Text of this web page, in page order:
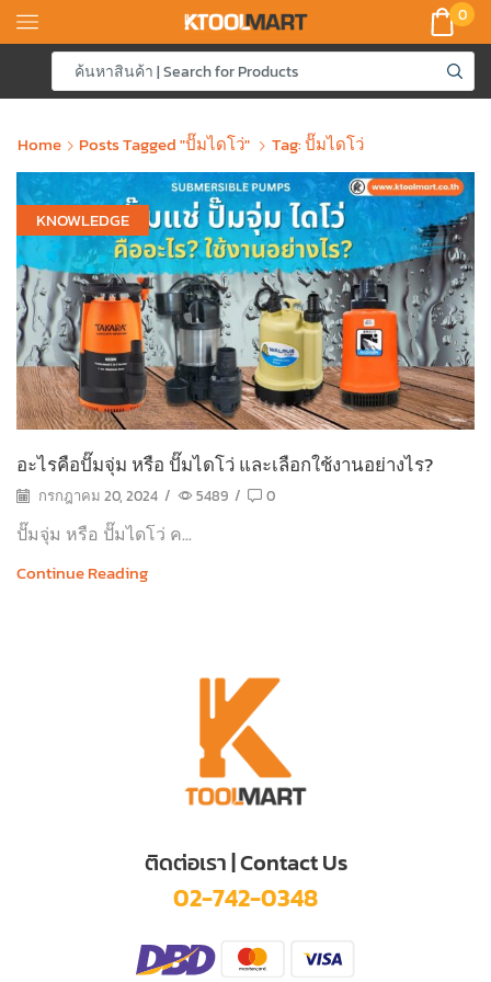
0
Home Posts Tagged "ปั๊มไดโว่" Tag: ปั๊มไดโว่
KNOWLEDGE
อะไรคือปั๊มจุ่ม หรือ ปั๊มไดโว่ และเลือกใช้งานอย่างไร?
กรกฎาคม 20, 2024 / 5489 / 0
ปั๊มจุ่ม หรือ ปั๊มไดโว่ ค...
Continue Reading
ติดต่อเรา | Contact Us
02-742-0348